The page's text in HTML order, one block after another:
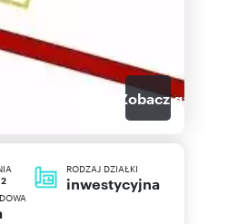
Zobacz galerię
2
RODZAJ DZIAŁKI
inwestycyjna